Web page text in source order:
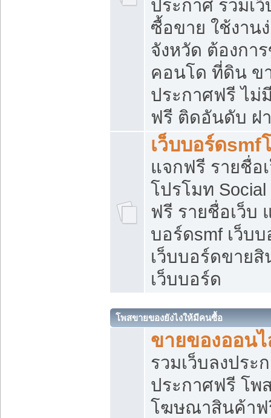
ประกาศ รวมเ
ซื้อขาย ใช้งาน
จังหวัด ต้องกา
คอนโด ที่ดิน ข
ประกาศฟรี ไม่
ฟรี ติดอันดับ ฝ
เว็บบอร์ดsmf
แจกฟรี รายชื่อ
โปรโมท
ฟรี รายชื่อเว็บ
บอร์ดsmf เว็บ
เว็บบอร์ดขาย
เว็บบอร์ด
โพสขายของยังไงให้มีคนซื้อ
ขายของออน
รวมเว็บลงประ
ประกาศฟรี โพ
โฆษณาสินค้าฟ